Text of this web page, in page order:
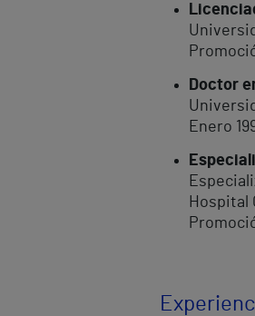
Doctor
Enero
Hospital